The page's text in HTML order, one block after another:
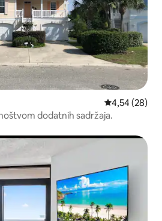
Prosječna
4,54 (28)
dodatnih sadržaja.